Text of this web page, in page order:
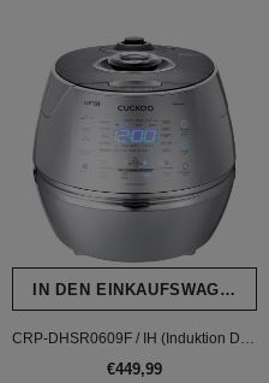
IN DEN EINKAUFSWAGEN
€449,99